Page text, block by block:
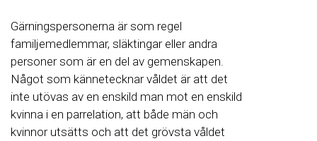
Gärningspersonerna är som regel
familjemedlemmar, släktingar eller andra
personer som är en del av gemenskapen.
Något som kännetecknar våldet är att det
inte utövas av en enskild man mot en enskild
kvinna i en parrelation, att både män och
kvinnor utsätts och att det grövsta våldet